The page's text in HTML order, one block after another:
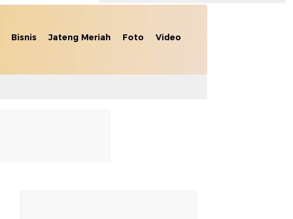
Bisnis Jateng Meriah Foto Video